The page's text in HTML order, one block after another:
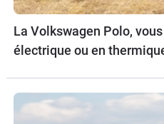
La Volkswagen Polo,
électrique ou en